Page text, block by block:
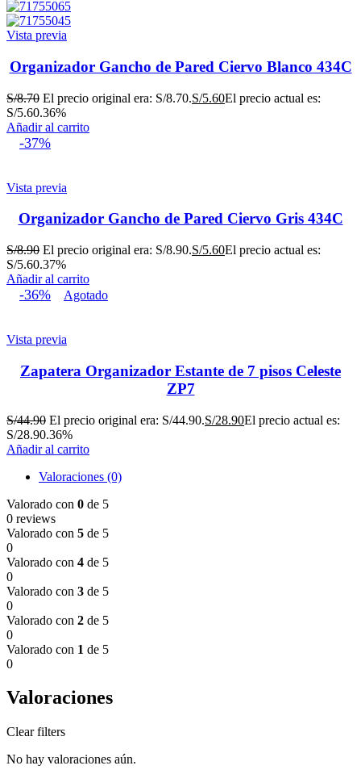
Vista previa
Organizador Gancho de Pared Ciervo Blanco 434C
S/8.70 El precio original era: S/8.70.S/5.60El precio actual es:
S/5.60.36%
Añadir al carrito
-37%
Vista previa
Organizador Gancho de Pared Ciervo Gris 434C
S/8.90 El precio original era: S/8.90.S/5.60El precio actual es:
S/5.60.37%
Añadir al carrito
-36% Agotado
Vista previa
Zapatera Organizador Estante de 7 pisos Celeste
ZP7
S/44.90 El precio original era: S/44.90.S/28.90El precio actual es:
S/28.90.36%
Añadir al carrito
Valoraciones (0)
Valorado con 0 de 5
0 reviews
Valorado con 5 de 5
0
Valorado con 4 de 5
0
Valorado con 3 de 5
0
Valorado con 2 de 5
0
Valorado con 1 de 5
0
Valoraciones
Clear filters
No hay valoraciones aún.